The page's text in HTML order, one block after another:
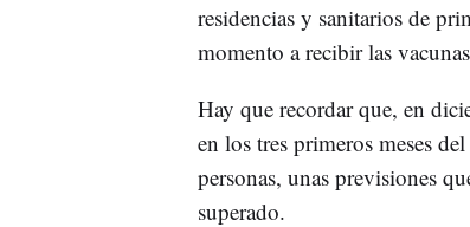
residencias y sanitarios de
momento a recibir las
Hay que recordar que, en
en los tres primeros meses
personas, unas previsiones
superado.